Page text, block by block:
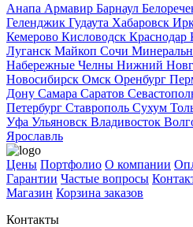
Анапа Армавир Барнаул
Геленджик Гудаута Хабаровск
Кемерово Кисловодск Краснодар
Луганск Майкоп Сочи
Набережные Челны Нижний
Новосибирск Омск Оренбург
Дону Самара Саратов
Петербург Ставрополь Сухум
Уфа Ульяновск Владивосток
Ярославль
Цены Портфолио О компании
Гарантии Частые вопросы
Магазин Корзина заказов
Контакты